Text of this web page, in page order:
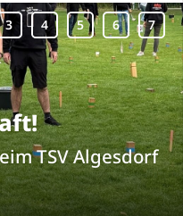
TSV Algesdorf